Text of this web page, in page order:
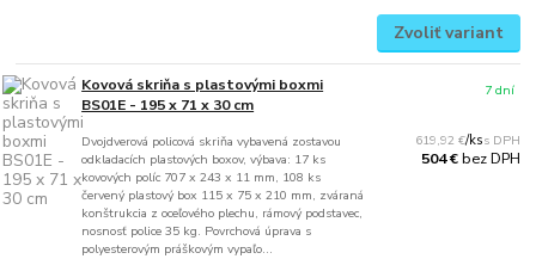
Zvoliť variant
Kovová skriňa s plastovými boxmi
BS01E - 195 x 71 x 30 cm
Dvojdverová policová skriňa vybavená zostavou
odkladacích plastových boxov, výbava: 17 ks
kovových políc 707 x 243 x 11 mm, 108 ks
červený plastový box 115 x 75 x 210 mm, zváraná
konštrukcia z oceľového plechu, rámový podstavec,
nosnosť police 35 kg. Povrchová úprava s
polyesterovým práškovým vypaľo...
619,92 €/ks
504 €bez DPH
7 dní